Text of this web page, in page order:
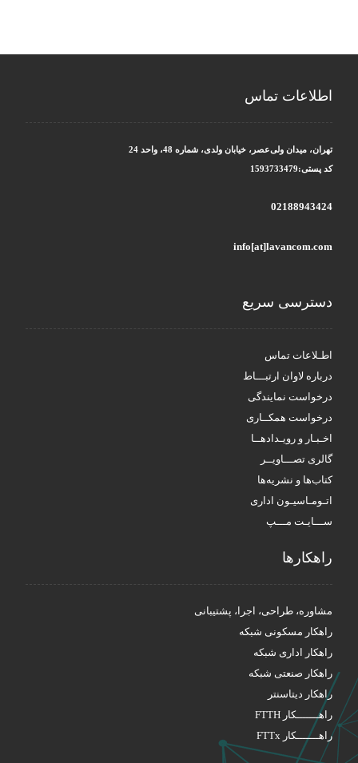
اطلاعات تماس
تهران، میدان ولی‌عصر، خیابان ولدی، شماره 48، واحد 24
کد پستی:1593733479
02188943424
info[at]lavancom.com
دسترسی سریع
اطـلاعات تماس
درباره لاوان ارتبـــاط
درخواست نمایندگی
درخواست همکــاری
اخـبـار و رویـدادهــا
گالری تصـــاویــر
کتاب‌ها و نشریه‌ها
اتـومـاسیـون اداری
ســـایـت مـــپ
راهکار‌ها
مشاوره، طراحی، اجرا، پشتیبانی
راهکار مسکونی شبکه
راهکار اداری شبکه
راهکار صنعتی شبکه
راهکار دیتاسنتر
راهـــــــکار FTTH
راهـــــــکار FTTx